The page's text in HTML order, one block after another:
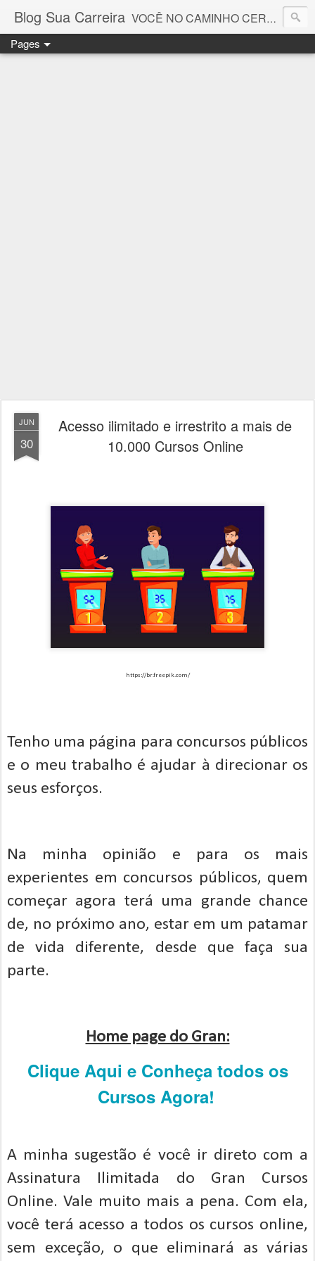
Blog Sua Carreira VOCÊ NO CAMINHO CERTO! 🤓💻🚀
Pages
JUN
30
Acesso ilimitado e irrestrito a mais de
10.000 Cursos Online
https://br.freepik.com/
Tenho uma página para concursos públicos
e o meu trabalho é ajudar à direcionar os
seus esforços.
Na minha opinião e para os mais
experientes em concursos públicos, quem
começar agora terá uma grande chance
de, no próximo ano, estar em um patamar
de vida diferente, desde que faça sua
parte.
Home page do Gran:
Clique Aqui e Conheça todos os
Cursos Agora!
A minha sugestão é você ir direto com a
Assinatura Ilimitada do Gran Cursos
Online. Vale muito mais a pena. Com ela,
você terá acesso a todos os cursos online,
sem exceção, o que eliminará as várias